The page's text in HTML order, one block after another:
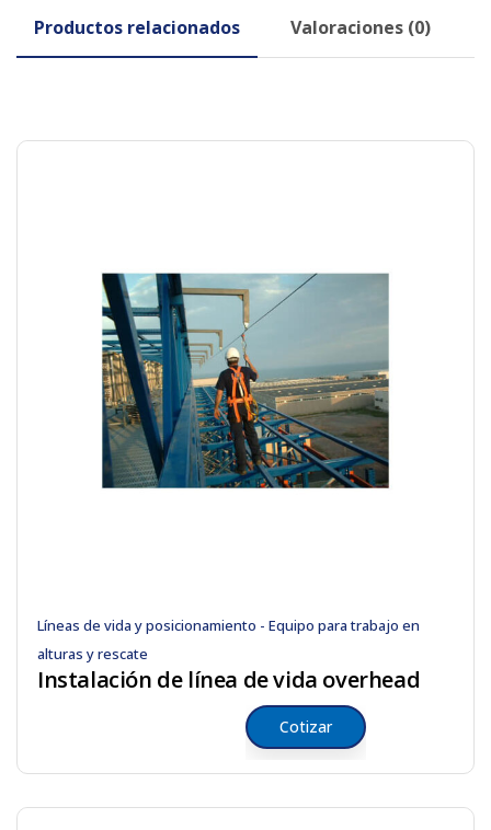
Productos relacionados Valoraciones (0)
Líneas de vida y posicionamiento - Equipo para trabajo en
alturas y rescate
Instalación de línea de vida overhead
Cotizar